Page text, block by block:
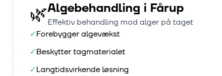
🌿Algebehandling i Fårup
Effektiv behandling mod alger på taget
✓Forebygger algevækst
✓Beskytter tagmaterialet
✓Langtidsvirkende løsning